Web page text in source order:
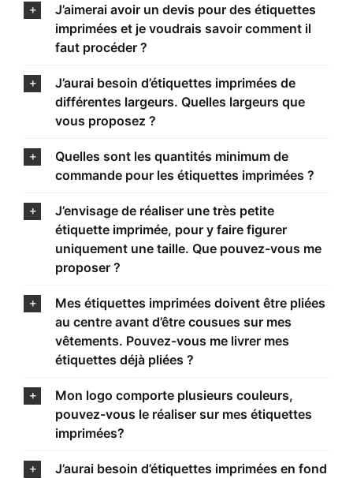
J’aimerai avoir un devis pour des étiquettes
imprimées et je voudrais savoir comment il
faut procéder ?
J’aurai besoin d’étiquettes imprimées de
différentes largeurs. Quelles largeurs que
vous proposez ?
Quelles sont les quantités minimum de
commande pour les étiquettes imprimées ?
J’envisage de réaliser une très petite
étiquette imprimée, pour y faire figurer
uniquement une taille. Que pouvez-vous me
proposer ?
Mes étiquettes imprimées doivent être pliées
au centre avant d’être cousues sur mes
vêtements. Pouvez-vous me livrer mes
étiquettes déjà pliées ?
Mon logo comporte plusieurs couleurs,
pouvez-vous le réaliser sur mes étiquettes
imprimées?
J’aurai besoin d’étiquettes imprimées en fond